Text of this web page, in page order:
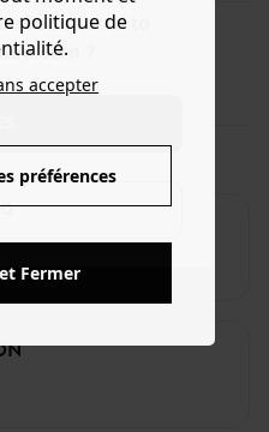
redirected to
?
Cartes cadeaux
RUE
politique de
accepter
préférences
Fermer